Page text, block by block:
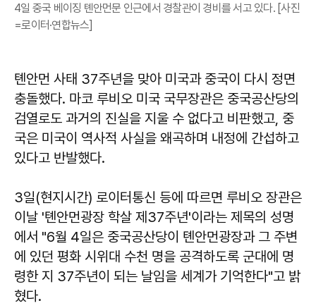
4일 중국 베이징 톈안먼문 인근에서 경찰관이 경비를 서고 있다. [사진
=로이터·연합뉴스]
톈안먼 사태 37주년을 맞아 미국과 중국이 다시 정면
충돌했다. 마코 루비오 미국 국무장관은 중국공산당의
검열로도 과거의 진실을 지울 수 없다고 비판했고, 중
국은 미국이 역사적 사실을 왜곡하며 내정에 간섭하고
있다고 반발했다.
3일(현지시간) 로이터통신 등에 따르면 루비오 장관은
이날 '톈안먼광장 학살 제37주년'이라는 제목의 성명
에서 "6월 4일은 중국공산당이 톈안먼광장과 그 주변
에 있던 평화 시위대 수천 명을 공격하도록 군대에 명
령한 지 37주년이 되는 날임을 세계가 기억한다"고 밝
혔다.